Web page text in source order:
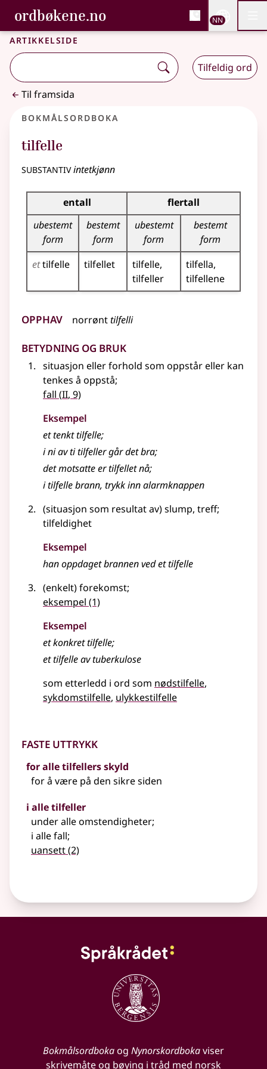
Gå til hovudinnhald
Tilgjenge
ordbøkene.no, Bokmålsordboka og
Bokmålsordboka og Nynorskordboka
NN
Artikkelside
Tilfeldig ord
Til framsida
Bokmålsordboka
tilfelle
substantivintetkjønn
Bøyingstabell for dette substantivet
entall
flertall
ubestemt
form
bestemt
form
ubestemt
form
bestemt
form
ettilfelle tilfellet
tilfelle
tilfeller
tilfella
tilfellene
Opphav norrønttilfelli
Betydning og bruk
situasjon eller forhold som oppståreller kan
tenkes å oppstå;
fall (2
II, 9)
Eksempel
et tenkt tilfelle;
i ni av titilfellergår det bra;
det motsatte ertilfelletnå;
itilfellebrann, trykk inn alarmknappen
(situasjon som resultat av) slump, treff;
tilfeldighet
Eksempel
han oppdaget brannen ved ettilfelle
(enkelt) forekomst;
eksempel (1)
Eksempel
et konkrettilfelle;
et tilfelle av tuberkulose
som etterledd i ord som nødstilfelle
sykdomstilfelle ulykkestilfelle
Faste uttrykk
for alle tilfellers skyld
for å være på den sikre siden
i alle tilfeller
under alle omstendigheter;
i alle fall;
uansett(2)
Bokmålsordbokaog Nynorskordbokaviser
skrivemåte og bøying i tråd med norsk